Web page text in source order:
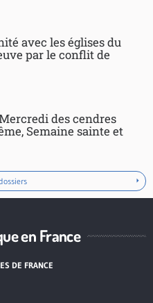
avec les églises du
par le conflit de
des cendres
Semaine sainte et
en France
DE FRANCE